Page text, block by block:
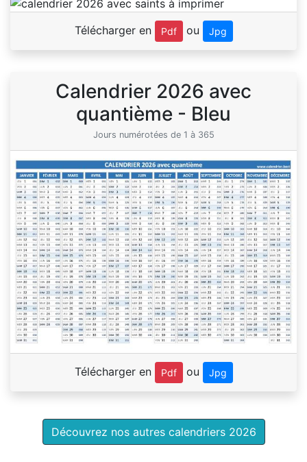
Télécharger en Pdf ou Jpg
Calendrier 2026 avec
quantième - Bleu
Jours numérotées de 1 à 365
Télécharger en Pdf ou Jpg
Découvrez nos autres calendriers 2026